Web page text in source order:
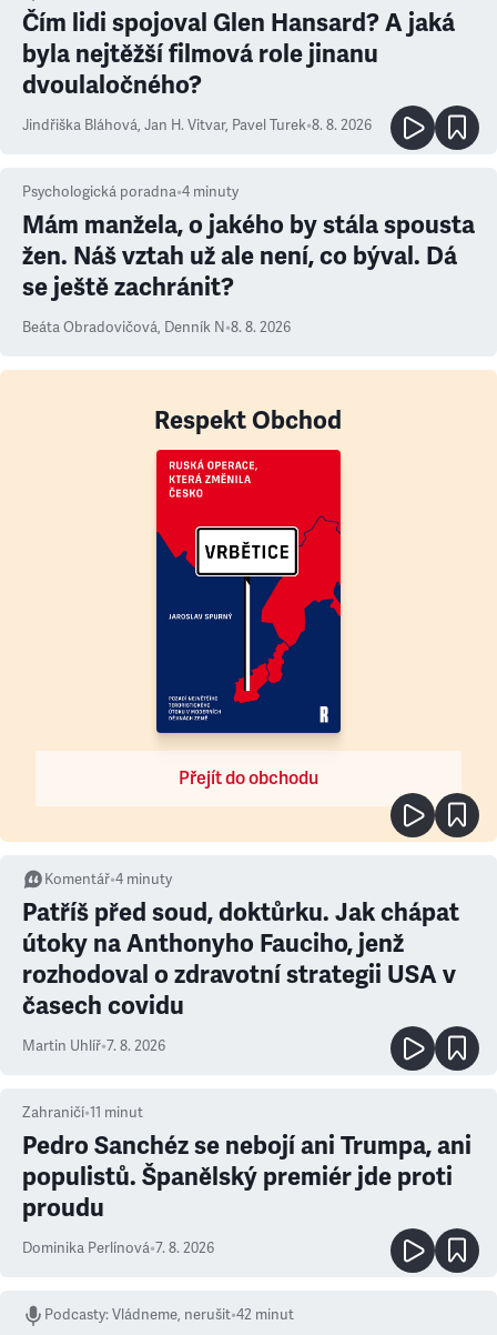
Čím lidi spojoval Glen Hansard? A jaká
byla nejtěžší filmová role jinanu
dvoulaločného?
Jindřiška Bláhová, Jan H. Vitvar, Pavel Turek•8. 8. 2026
Psychologická poradna•4 minuty
Mám manžela, o jakého by stála spousta
žen. Náš vztah už ale není, co býval. Dá
se ještě zachránit?
Beáta Obradovičová, Denník N•8. 8. 2026
Respekt Obchod
Přejít do obchodu
Komentář•4 minuty
Patříš před soud, doktůrku. Jak chápat
útoky na Anthonyho Fauciho, jenž
rozhodoval o zdravotní strategii USA v
časech covidu
Martin Uhlíř•7. 8. 2026
Zahraničí•11 minut
Pedro Sanchéz se nebojí ani Trumpa, ani
populistů. Španělský premiér jde proti
proudu
Dominika Perlínová•7. 8. 2026
Podcasty:Vládneme, nerušit•42 minut